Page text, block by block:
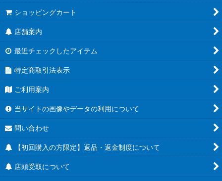
ショッピングカート
店舗案内
最近チェックしたアイテム
特定商取引法表示
ご利用案内
当サイトの画像やデータの利用について
問い合わせ
【初回購入の方限定】返品・返金制度について
店頭受取について